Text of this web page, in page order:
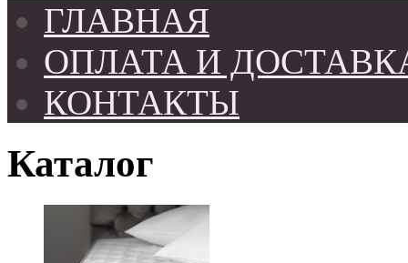
ГЛАВНАЯ
ОПЛАТА И
КОНТАКТЫ
Каталог